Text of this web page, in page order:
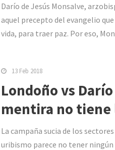
Darío de Jesús Monsalve,
aquel precepto del evangelio
vida, para traer paz. Por eso,
13 Feb 2018
Londoño vs
mentira no
La campaña sucia de los
uribismo parece no tener